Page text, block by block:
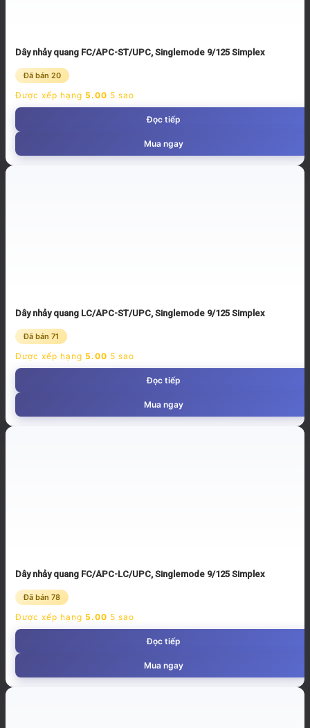
Dây nhảy quang FC/APC-ST/UPC, Singlemode 9/125 Simplex
Đã bán 20
Được xếp hạng 5.00 5 sao
Đọc tiếp
Mua ngay
Dây nhảy quang LC/APC-ST/UPC, Singlemode 9/125 Simplex
Đã bán 71
Được xếp hạng 5.00 5 sao
Đọc tiếp
Mua ngay
Dây nhảy quang FC/APC-LC/UPC, Singlemode 9/125 Simplex
Đã bán 78
Được xếp hạng 5.00 5 sao
Đọc tiếp
Mua ngay